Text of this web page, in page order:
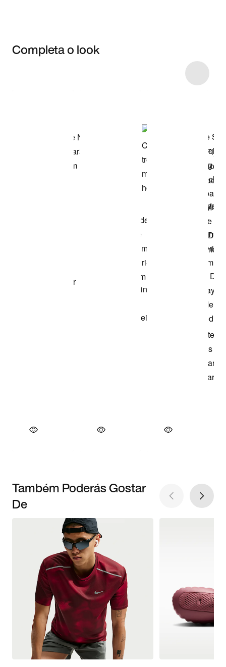
Completa o look
Também Poderás Gostar
De